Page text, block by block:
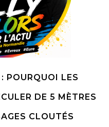
POURQUOI LES
DE 5 MÈTRES
CLOUTÉS